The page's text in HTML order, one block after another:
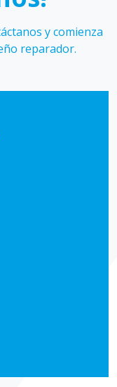
y comienza
reparador.